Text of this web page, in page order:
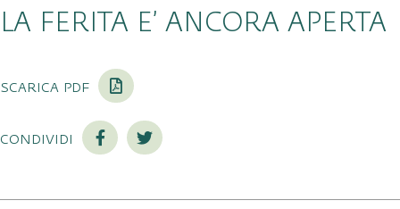
LA FERITA E’ ANCORA APERTA
scarica pdf
condividi